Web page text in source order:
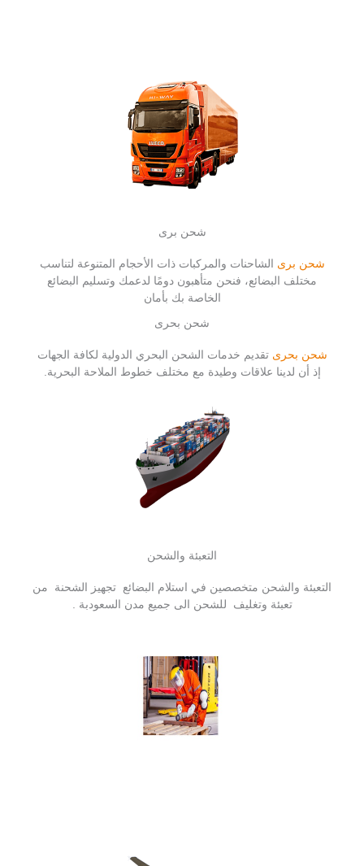
شحن برى
شحن برى الشاحنات والمركبات ذات الأحجام المتنوعة لتناسب
مختلف البضائع، فنحن متأهبون دومًا لدعمك وتسليم البضائع
الخاصة بك بأمان
شحن بحرى
شحن بحرى تقديم خدمات الشحن البحري الدولية لكافة الجهات
إذ أن لدينا علاقات وطيدة مع مختلف خطوط الملاحة البحرية.
التعبئة والشحن
التعبئة والشحن متخصصين في استلام البضائع تجهيز الشحنة من
تعبئة وتغليف للشحن الى جميع مدن السعودبة .